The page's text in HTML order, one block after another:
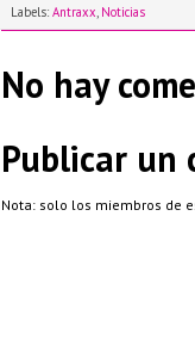
Labels: Antraxx, Noticias
No hay
Publicar un
Nota: solo los miembros de